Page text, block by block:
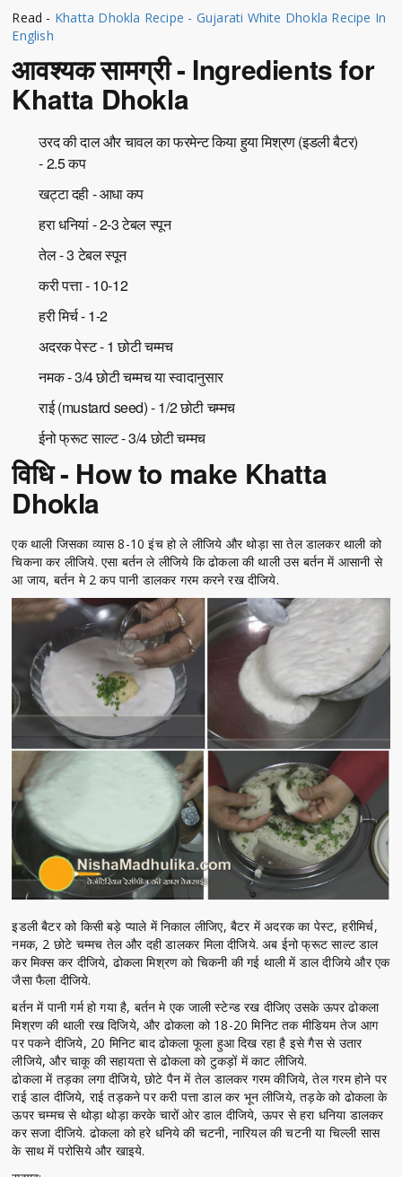
Read - Khatta Dhokla Recipe - Gujarati White Dhokla Recipe In
English
आवश्यक सामग्री - Ingredients for
Khatta Dhokla
उरद की दाल और चावल का फरमेन्ट किया हुया मिश्रण (इडली बैटर)
- 2.5 कप
खट्टा दही - आधा कप
हरा धनियां - 2-3 टेबल स्पून
तेल - 3 टेबल स्पून
करी पत्ता - 10-12
हरी मिर्च - 1-2
अदरक पेस्ट - 1 छोटी चम्मच
नमक - 3/4 छोटी चम्मच या स्वादानुसार
राई (mustard seed) - 1/2 छोटी चम्मच
ईनो फ्रूट साल्ट - 3/4 छोटी चम्मच
विधि - How to make Khatta
Dhokla
एक थाली जिसका व्यास 8-10 इंच हो ले लीजिये और थोड़ा सा तेल डालकर थाली को
चिकना कर लीजिये. एसा बर्तन ले लीजिये कि ढोकला की थाली उस बर्तन में आसानी से
आ जाय, बर्तन मे 2 कप पानी डालकर गरम करने रख दीजिये.
इडली बैटर को किसी बड़े प्याले में निकाल लीजिए, बैटर में अदरक का पेस्ट, हरीमिर्च,
नमक, 2 छोटे चम्मच तेल और दही डालकर मिला दीजिये. अब ईनो फ्रूट साल्ट डाल
कर मिक्स कर दीजिये, ढोकला मिश्रण को चिकनी की गई थाली में डाल दीजिये और एक
जैसा फैला दीजिये.
बर्तन में पानी गर्म हो गया है, बर्तन मे एक जाली स्टेन्ड रख दीजिए उसके ऊपर ढोकला
मिश्रण की थाली रख दिजिये, और ढोकला को 18-20 मिनिट तक मीडियम तेज आग
पर पकने दीजिये, 20 मिनिट बाद ढोकला फूला हुआ दिख रहा है इसे गैस से उतार
लीजिये, और चाकू की सहायता से ढोकला को टुकड़ों में काट लीजिये.
ढोकला में तड़का लगा दीजिये, छोटे पैन में तेल डालकर गरम कीजिये, तेल गरम होने पर
राई डाल दीजिये, राई तड़कने पर करी पत्ता डाल कर भून लीजिये, तड़के को ढोकला के
ऊपर चम्मच से थोड़ा थोड़ा करके चारों ओर डाल दीजिये, ऊपर से हरा धनिया डालकर
कर सजा दीजिये. ढोकला को हरे धनिये की चटनी, नारियल की चटनी या चिल्ली सास
के साथ में परोसिये और खाइये.